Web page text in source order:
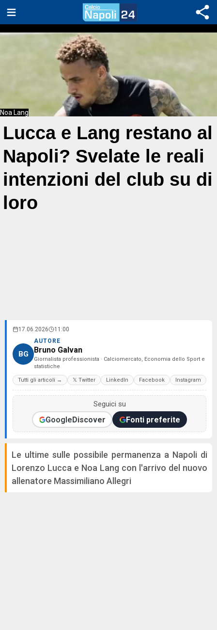
Noa Lang
Lucca e Lang restano al
Napoli? Svelate le reali
intenzioni del club su di
loro
17.06.2026 11:00
BG
AUTORE
Bruno Galvan
Giornalista professionista · Calciomercato, Economia dello Sport e
statistiche
Tutti gli articoli → 𝕏 Twitter LinkedIn Facebook Instagram
Seguici su
GoogleDiscover Fonti preferite
Le ultime sulle possibile permanenza a Napoli di
Lorenzo Lucca e Noa Lang con l'arrivo del nuovo
allenatore Massimiliano Allegri